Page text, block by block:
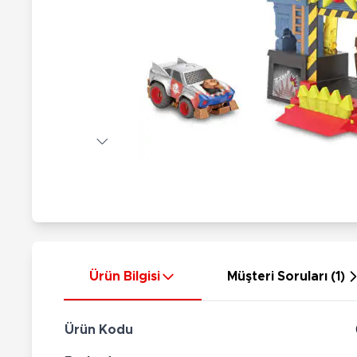
Elektronik Ürünler
Kılıç Setleri
Ok Setleri
Ürün Bilgisi Müşteri Soruları (1)
Ürün Kodu